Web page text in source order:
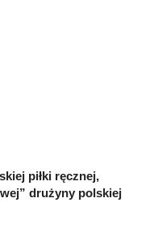
piłki ręcznej,
drużyny polskiej